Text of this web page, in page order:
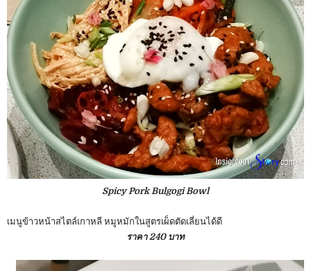
Spicy Pork Bulgogi Bowl
เมนูข้าวหน้าสไตล์เกาหลี หมูหมักในสูตรเผ็ดตัดเลี่ยนได้ดี
ราคา 240 บาท